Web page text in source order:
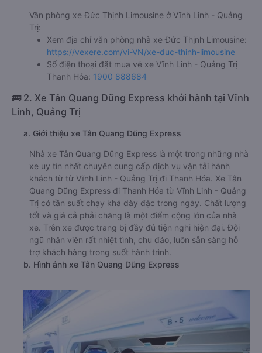
Văn phòng xe Đức Thịnh Limousine ở Vĩnh Linh - Quảng
Trị:
Xem địa chỉ văn phòng nhà xe Đức Thịnh Limousine:
https://vexere.com/vi-VN/xe-duc-thinh-limousine
Số điện thoại đặt mua vé xe Vĩnh Linh - Quảng Trị
Thanh Hóa: 1900 888684
🚌 2. Xe Tân Quang Dũng Express khởi hành tại Vĩnh
Linh, Quảng Trị
a. Giới thiệu xe Tân Quang Dũng Express
Nhà xe Tân Quang Dũng Express là một trong những nhà
xe uy tín nhất chuyên cung cấp dịch vụ vận tải hành
khách từ từ Vĩnh Linh - Quảng Trị đi Thanh Hóa. Xe Tân
Quang Dũng Express đi Thanh Hóa từ Vĩnh Linh - Quảng
Trị có tần suất chạy khá dày đặc trong ngày. Chất lượng
tốt và giá cả phải chăng là một điểm cộng lớn của nhà
xe. Trên xe được trang bị đầy đủ tiện nghi hiện đại. Đội
ngũ nhân viên rất nhiệt tình, chu đáo, luôn sẵn sàng hỗ
trợ khách hàng trong suốt hành trình.
b. Hình ảnh xe Tân Quang Dũng Express